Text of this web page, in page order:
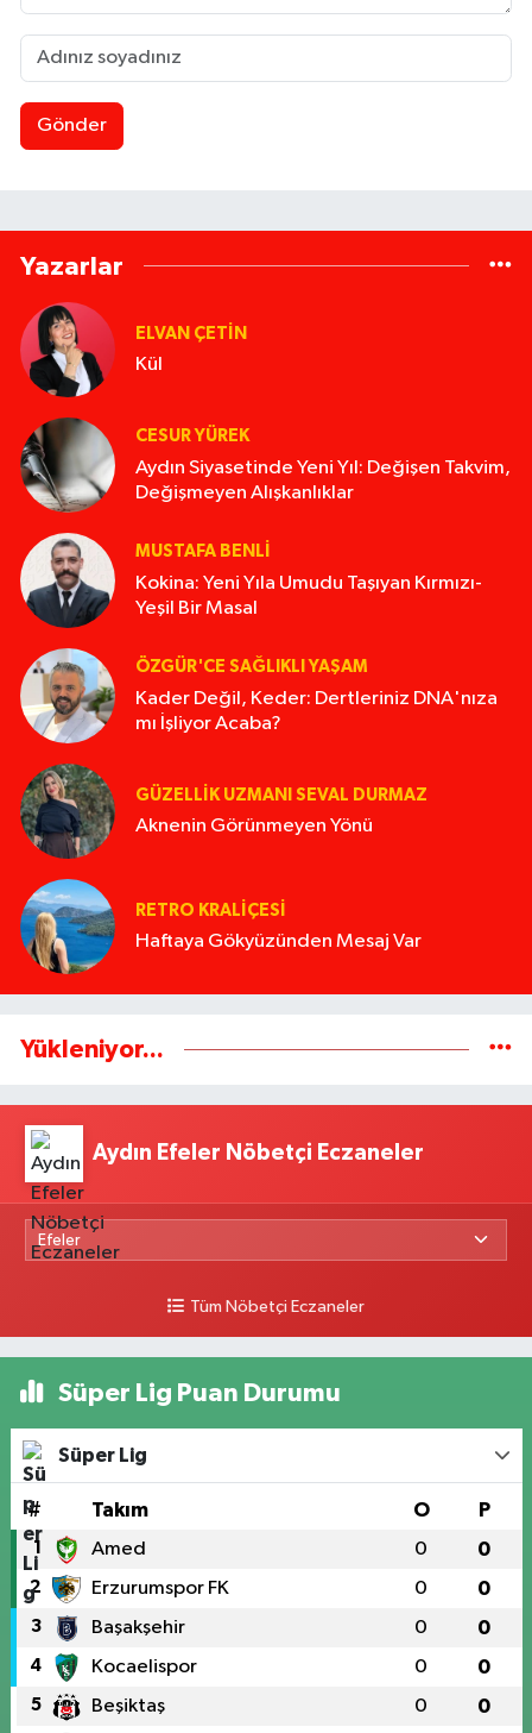
Gönder
Yazarlar
ELVAN ÇETIN
Kül
CESUR YÜREK
Aydın Siyasetinde Yeni Yıl: Değişen Takvim,
Değişmeyen Alışkanlıklar
MUSTAFA BENLI
Kokina: Yeni Yıla Umudu Taşıyan Kırmızı-
Yeşil Bir Masal
ÖZGÜR'CE SAĞLIKLI YAŞAM
Kader Değil, Keder: Dertleriniz DNA'nıza
mı İşliyor Acaba?
GÜZELLIK UZMANI SEVAL DURMAZ
Aknenin Görünmeyen Yönü
RETRO KRALIÇESI
Haftaya Gökyüzünden Mesaj Var
Yükleniyor...
Aydın Efeler Nöbetçi Eczaneler
Tüm Nöbetçi Eczaneler
Süper Lig Puan Durumu
Süper Lig
# Takım O P
1 Amed 0 0
2 Erzurumspor FK 0 0
3 Başakşehir 0 0
4 Kocaelispor 0 0
5 Beşiktaş 0 0